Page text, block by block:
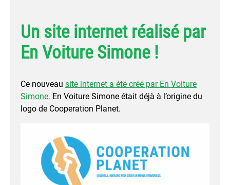
Un site internet réalisé par
En Voiture Simone !
Ce nouveau site internet a été créé par En Voiture
Simone. En Voiture Simone était déjà à l’origine du
logo de Cooperation Planet.